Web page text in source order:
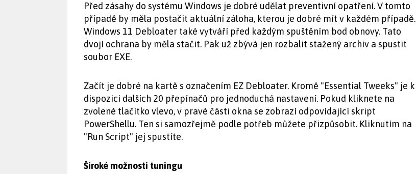
Před zásahy do systému Windows je dobré udělat preventivní opatření. V tomto
případě by měla postačit aktuální záloha, kterou je dobré mít v každém případě.
Windows 11 Debloater také vytváří před každým spuštěním bod obnovy. Tato
dvojí ochrana by měla stačit. Pak už zbývá jen rozbalit stažený archiv a spustit
soubor EXE.
Začít je dobré na kartě s označením EZ Debloater. Kromě "Essential Tweeks" je k
dispozici dalších 20 přepínačů pro jednoduchá nastavení. Pokud kliknete na
zvolené tlačítko vlevo, v pravé části okna se zobrazí odpovídající skript
PowerShellu. Ten si samozřejmě podle potřeb můžete přizpůsobit. Kliknutím na
"Run Script" jej spustíte.
Široké možnosti tuningu